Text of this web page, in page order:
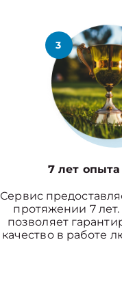
3
7 лет
Сервис
протяжении 7
позволяет
качество в работе